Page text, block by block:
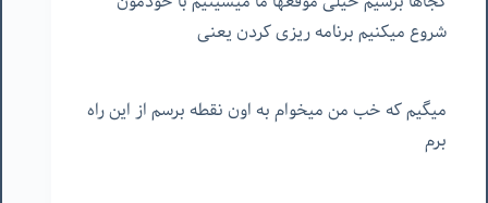
شروع میکنیم برنامه ریزی کردن یعنی
میگیم که خب من میخوام به اون نقطه برسم از این راه
برم